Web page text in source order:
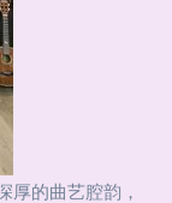
厚的曲艺腔韵，